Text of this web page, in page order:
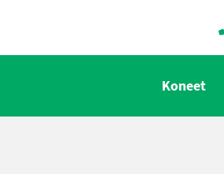
Koneet